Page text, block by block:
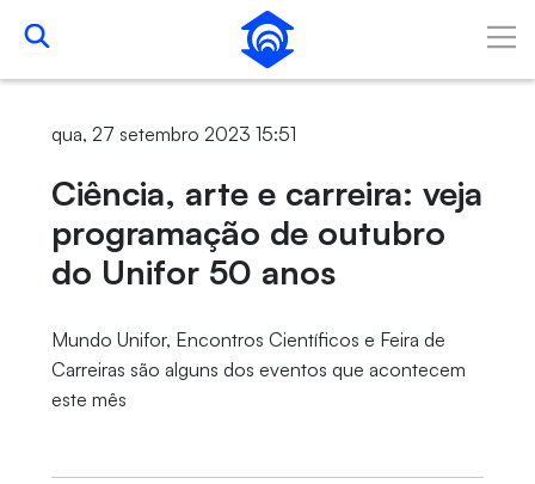
Pular para o Conteúdo principal
qua, 27 setembro 2023 15:51
Ciência, arte e carreira: veja
programação de outubro
do Unifor 50 anos
Mundo Unifor, Encontros Científicos e Feira de
Carreiras são alguns dos eventos que acontecem
este mês